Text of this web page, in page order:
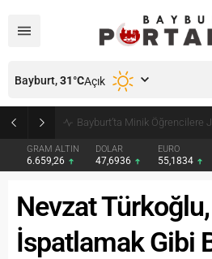
Bayburt’ta Minik Öğrencilere
GRAM ALTIN
6.659,26
DOLAR
47,6936
EURO
55,1834
Bayburt,31°CAçık
Nevzat
İspatlamak Gibi